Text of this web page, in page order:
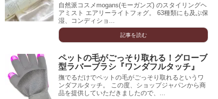
自然派コスメmogans(モーガンズ) のスタイリングヘ
アミスト エアリーライトフォグ。 63種類にも及ぶ保
湿、コンディショ...
記事を読む
ペットの毛がごっそり取れる！グローブ
型ラバーブラシ『ワンダフルタッチ』
撫でるだけでペットの毛がごっそり取れるというワ
ンダフルタッチ。 この度、ショップジャパンから商
品を提供していただきましたので、...